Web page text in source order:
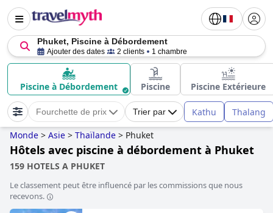
Phuket, Piscine à Débordement
Ajouter des dates 2 clients 1 chambre
Piscine à Débordement Piscine Piscine Extérieure
Fourchette de prix Trier par Kathu Thalang
Monde > Asie > Thaïlande > Phuket
Hôtels avec piscine à débordement à Phuket
159 HOTELS A PHUKET
Le classement peut être influencé par les commissions que nous
recevons.